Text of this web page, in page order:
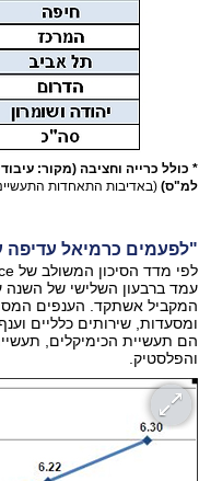
* כולל כרייה וחציבה (מקור:
למ"ס) (באדיבות התאחדות
"לפעמים כרמיאל עדיפה
המקביל אשתקד. הענפים
ומסעדות, שירותים כלליים
הם תעשיית הכימיקלים,
והפלסטיק.